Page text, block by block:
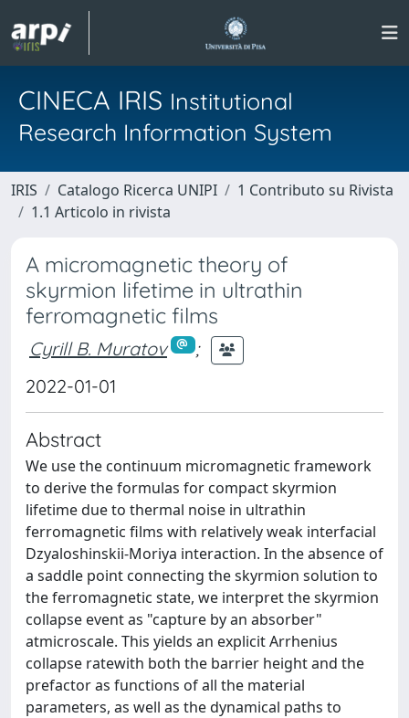
CINECA IRIS Institutional
Research Information System
IRIS Catalogo Ricerca UNIPI
1 Contributo su Rivista
1.1 Articolo in rivista
A micromagnetic theory of
skyrmion lifetime in ultrathin
ferromagnetic films
Cyrill B. Muratov
;
2022-01-01
Abstract
We use the continuum micromagnetic framework
to derive the formulas for compact skyrmion
lifetime due to thermal noise in ultrathin
ferromagnetic films with relatively weak interfacial
Dzyaloshinskii-Moriya interaction. In the absence of
a saddle point connecting the skyrmion solution to
the ferromagnetic state, we interpret the skyrmion
collapse event as "capture by an absorber"
atmicroscale. This yields an explicit Arrhenius
collapse ratewith both the barrier height and the
prefactor as functions of all the material
parameters, as well as the dynamical paths to